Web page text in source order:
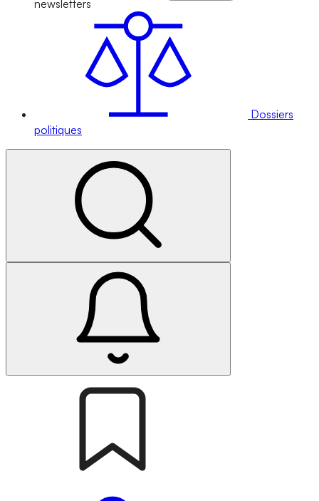
newsletters
Dossiers
politiques